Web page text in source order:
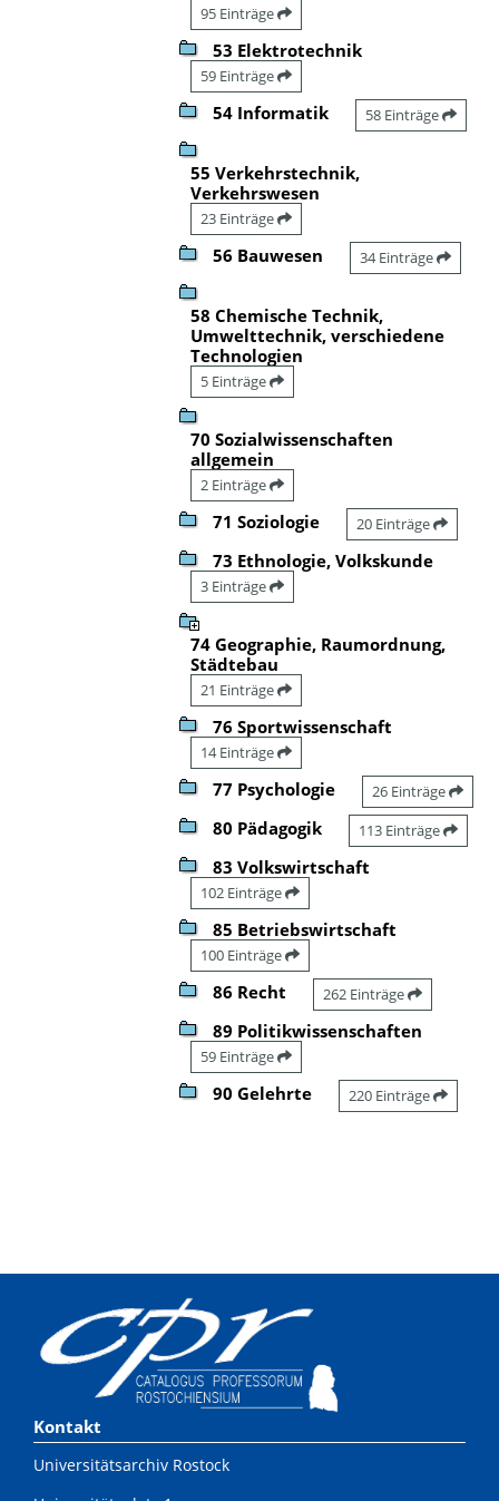
95 Einträge
53 Elektrotechnik
59 Einträge
54 Informatik 58 Einträge
55 Verkehrstechnik,
Verkehrswesen
23 Einträge
56 Bauwesen 34 Einträge
58 Chemische Technik,
Umwelttechnik, verschiedene
Technologien
5 Einträge
70 Sozialwissenschaften
allgemein
2 Einträge
71 Soziologie 20 Einträge
73 Ethnologie, Volkskunde
3 Einträge
74 Geographie, Raumordnung,
Städtebau
21 Einträge
76 Sportwissenschaft
14 Einträge
77 Psychologie 26 Einträge
80 Pädagogik 113 Einträge
83 Volkswirtschaft
102 Einträge
85 Betriebswirtschaft
100 Einträge
86 Recht 262 Einträge
89 Politikwissenschaften
59 Einträge
90 Gelehrte 220 Einträge
Kontakt
Universitätsarchiv Rostock